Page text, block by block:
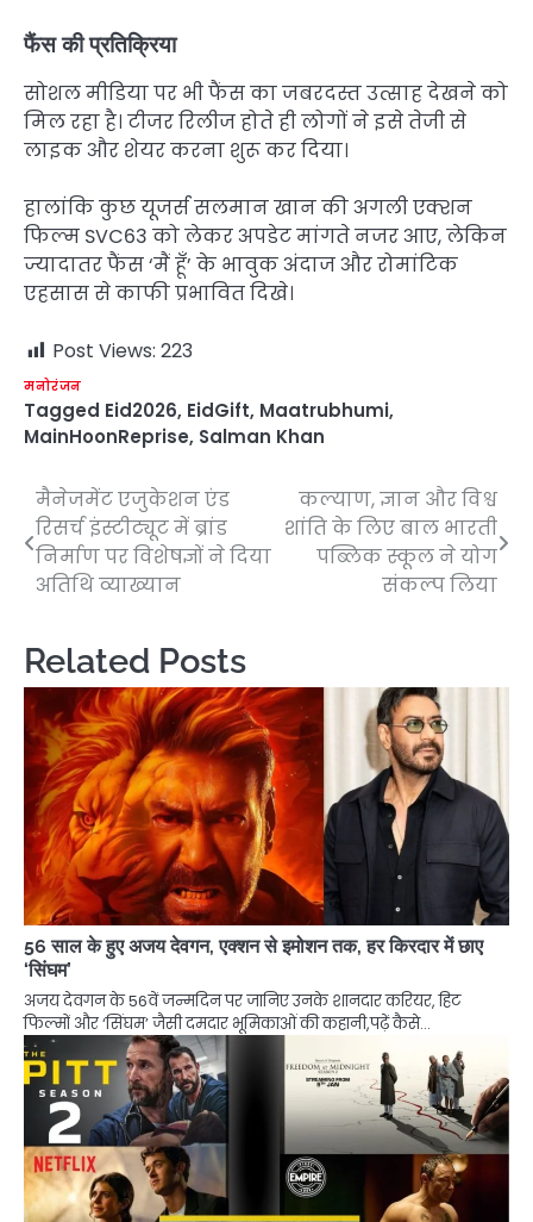
फैंस की प्रतिक्रिया
सोशल मीडिया पर भी फैंस का जबरदस्त उत्साह देखने को
मिल रहा है। टीजर रिलीज होते ही लोगों ने इसे तेजी से
लाइक और शेयर करना शुरू कर दिया।
हालांकि कुछ यूजर्स सलमान खान की अगली एक्शन
फिल्म SVC63 को लेकर अपडेट मांगते नजर आए, लेकिन
ज्यादातर फैंस ‘मैं हूँ’ के भावुक अंदाज और रोमांटिक
एहसास से काफी प्रभावित दिखे।
Post Views: 223
मनोरंजन
Tagged Eid2026, EidGift, Maatrubhumi,
MainHoonReprise, Salman Khan
Post
navigation
मैनेजमेंट एजुकेशन एंड
रिसर्च इंस्टीट्यूट में ब्रांड
निर्माण पर विशेषज्ञों ने दिया
अतिथि व्याख्यान
कल्याण, ज्ञान और विश्व
शांति के लिए बाल भारती
पब्लिक स्कूल ने योग
संकल्प लिया
Related Posts
56 साल के हुए अजय देवगन, एक्शन से इमोशन तक, हर किरदार में छाए
‘सिंघम’
अजय देवगन के 56वें जन्मदिन पर जानिए उनके शानदार करियर, हिट
फिल्मों और ‘सिंघम’ जैसी दमदार भूमिकाओं की कहानी,पढ़ें कैसे…